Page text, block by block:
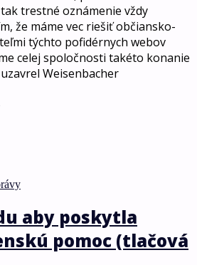
trestné oznámenie vždy
že máme vec riešiť občiansko-
týchto pofidérnych webov
celej spoločnosti takéto konanie
Weisenbacher
aby poskytla
pomoc (tlačová